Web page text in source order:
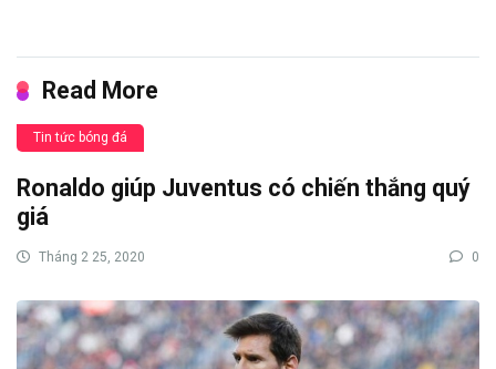
Read More
Tin tức bóng đá
Ronaldo giúp Juventus có chiến thắng quý
giá
Tháng 2 25, 2020 0